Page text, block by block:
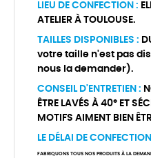
LIEU DE CONFECTION :
ATELIER À TOULOUSE.
TAILLES DISPONIBLES :
votre taille n'est pas
nous la demander).
CONSEIL D'ENTRETIEN :
ÊTRE LAVÉS À 40° ET
MOTIFS AIMENT BIEN
LE DÉLAI DE
FABRIQUONS TOUS NOS PRODUITS À LA